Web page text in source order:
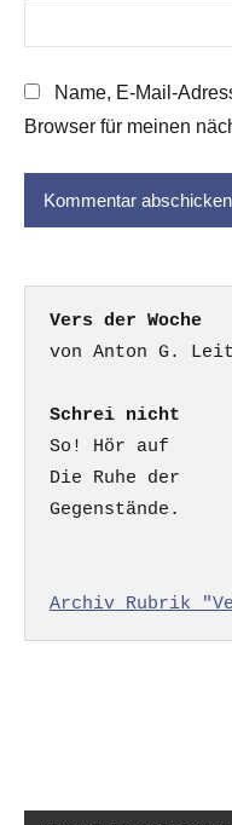
Name, E-Mail-
Browser für meinen
Vers der Woche
Schrei nicht
So! Hör auf
Die Ruhe der
Gegenstände.
Archiv Rubrik